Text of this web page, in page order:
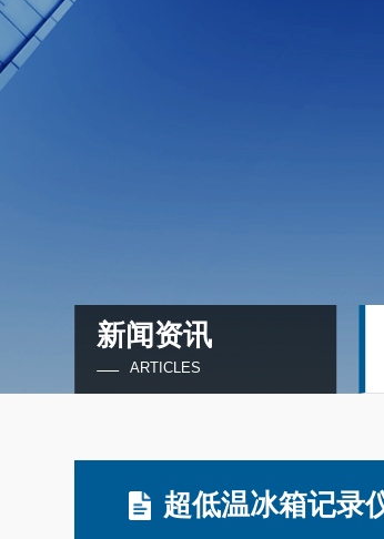
新闻资讯
ARTICLES
超低温冰箱记录